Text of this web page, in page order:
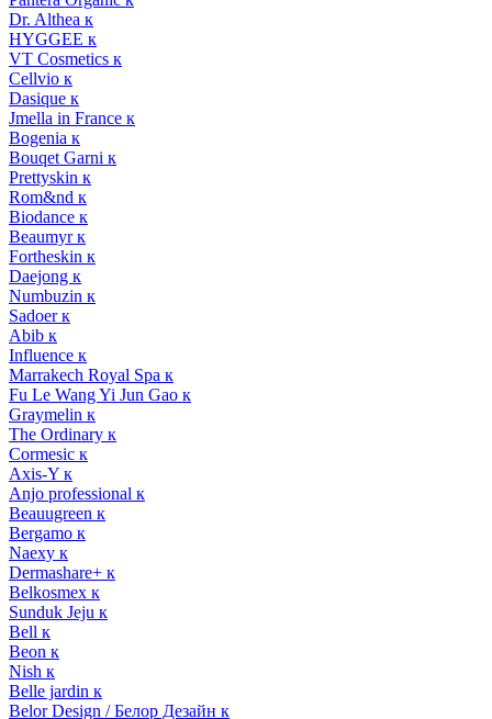
Dr. Althea к
HYGGEE к
VT Cosmetics к
Cellvio к
Dasique к
Jmella in France к
Bogenia к
Bouqet Garni к
Prettyskin к
Rom&nd к
Biodance к
Beaumyr к
Fortheskin к
Daejong к
Numbuzin к
Sadoer к
Abib к
Influence к
Marrakech Royal Spa к
Fu Le Wang Yi Jun Gao к
Graymelin к
The Ordinary к
Cormesic к
Axis-Y к
Anjo professional к
Beauugreen к
Bergamo к
Naexy к
Dermashare+ к
Belkosmex к
Sunduk Jeju к
Bell к
Beon к
Nish к
Belle jardin к
Belor Design / Белор Дезайн к